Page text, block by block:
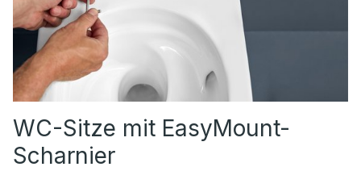
WC-Sitze mit EasyMount-
Scharnier